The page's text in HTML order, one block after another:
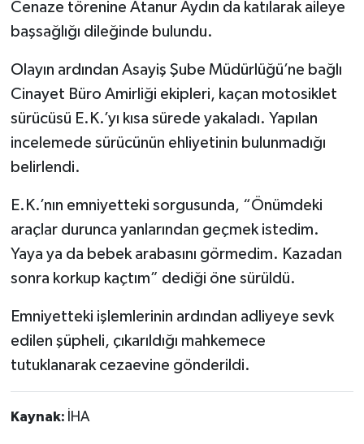
Cenaze törenine Atanur Aydın da katılarak aileye
başsağlığı dileğinde bulundu.
Olayın ardından Asayiş Şube Müdürlüğü’ne bağlı
Cinayet Büro Amirliği ekipleri, kaçan motosiklet
sürücüsü E.K.’yı kısa sürede yakaladı. Yapılan
incelemede sürücünün ehliyetinin bulunmadığı
belirlendi.
E.K.’nın emniyetteki sorgusunda, “Önümdeki
araçlar durunca yanlarından geçmek istedim.
Yaya ya da bebek arabasını görmedim. Kazadan
sonra korkup kaçtım” dediği öne sürüldü.
Emniyetteki işlemlerinin ardından adliyeye sevk
edilen şüpheli, çıkarıldığı mahkemece
tutuklanarak cezaevine gönderildi.
Kaynak: İHA